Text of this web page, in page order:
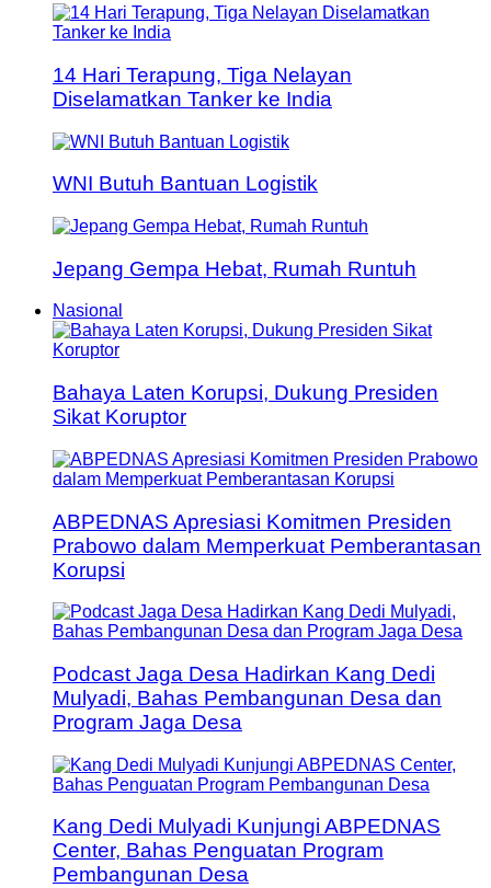
14 Hari Terapung, Tiga Nelayan
Diselamatkan Tanker ke India
WNI Butuh Bantuan Logistik
Jepang Gempa Hebat, Rumah Runtuh
Nasional
Bahaya Laten Korupsi, Dukung Presiden
Sikat Koruptor
ABPEDNAS Apresiasi Komitmen Presiden
Prabowo dalam Memperkuat Pemberantasan
Korupsi
Podcast Jaga Desa Hadirkan Kang Dedi
Mulyadi, Bahas Pembangunan Desa dan
Program Jaga Desa
Kang Dedi Mulyadi Kunjungi ABPEDNAS
Center, Bahas Penguatan Program
Pembangunan Desa